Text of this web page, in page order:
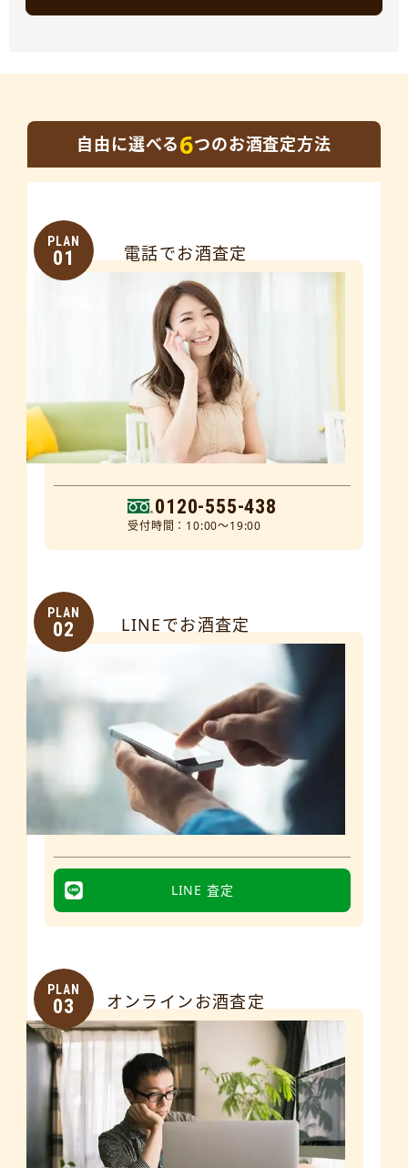
自由に選べる6つのお酒査定方法
PLAN
01 電話でお酒査定
0120-555-438
受付時間：10:00～19:00
PLAN
02 LINEでお酒査定
LINE 査定
PLAN
03 オンラインお酒査定